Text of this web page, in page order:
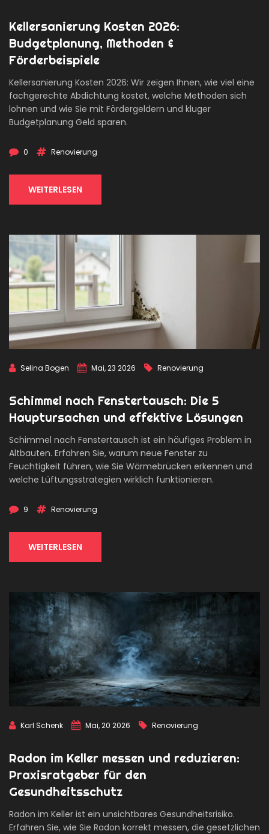
Kellersanierung Kosten 2026:
Budgetplanung, Methoden &
Förderbeispiele
Kellersanierung Kosten 2026: Wir zeigen Ihnen, wie viel eine
fachgerechte Abdichtung kostet, welche Methoden sich
lohnen und wie Sie mit Fördergeldern und kluger
Budgetplanung Geld sparen.
0 Renovierung
WEITERLESEN
Selina Bogen Mai, 23 2026 Renovierung
Schimmel nach Fenstertausch: Die 5
Hauptursachen und effektive Lösungen
Schimmel nach Fenstertausch ist ein häufiges Problem in
Altbauten. Erfahren Sie, warum neue Fenster zu
Feuchtigkeit führen, wie Sie Wärmebrücken erkennen und
welche Lüftungsstrategien wirklich funktionieren.
9 Renovierung
WEITERLESEN
Karl Schenk Mai, 20 2026 Renovierung
Radon im Keller messen und reduzieren:
Praxisratgeber für den
Gesundheitsschutz
Radon im Keller ist ein unsichtbares Gesundheitsrisiko.
Erfahren Sie, wie Sie Radon korrekt messen, die gesetzlichen